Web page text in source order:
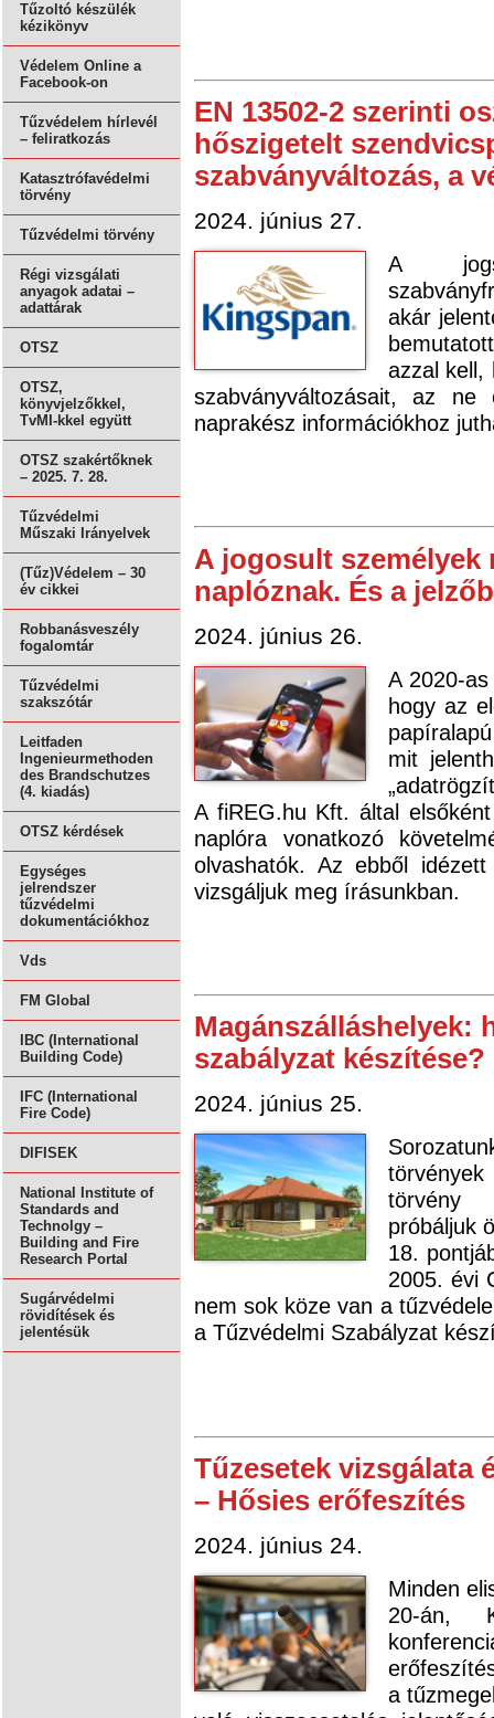
Tűzoltó készülék
kézikönyv
Védelem Online a
Facebook-on
Tűzvédelem hírlevél
– feliratkozás
Katasztrófavédelmi
törvény
Tűzvédelmi törvény
Régi vizsgálati
anyagok adatai –
adattárak
OTSZ
OTSZ,
könyvjelzőkkel,
TvMI-kkel együtt
OTSZ szakértőknek
– 2025. 7. 28.
Tűzvédelmi
Műszaki Irányelvek
(Tűz)Védelem – 30
év cikkei
Robbanásveszély
fogalomtár
Tűzvédelmi
szakszótár
Leitfaden
Ingenieurmethoden
des Brandschutzes
(4. kiadás)
OTSZ kérdések
Egységes
jelrendszer
tűzvédelmi
dokumentációkhoz
Vds
FM Global
IBC (International
Building Code)
IFC (International
Fire Code)
DIFISEK
National Institute of
Standards and
Technolgy –
Building and Fire
Research Portal
Sugárvédelmi
rövidítések és
jelentésük
EN 13502-2 szerinti
hőszigetelt
szabványváltozás, a
2024. június 27.
A
akár
azzal kell,
szabványváltozásait, az
naprakész információkhoz
A jogosult személyek
naplóznak. És a
2024. június 26.
A 2020-
hogy az
mit
A fiREG.hu Kft. által
naplóra vonatkozó
olvashatók. Az ebből
vizsgáljuk meg írásunkban.
Magánszálláshelyek:
szabályzat készítése?
2024. június 25.
törvény
próbáljuk
18.
2005. évi
nem sok köze van a
a Tűzvédelmi Szabályzat
Tűzesetek vizsgálata
– Hősies erőfeszítés
2024. június 24.
Minden
20-án,
a